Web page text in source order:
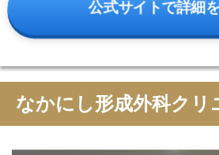
公式サイトで詳細
なかにし形成外科クリ